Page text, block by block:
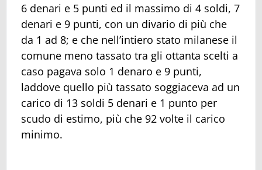
6 denari e 5 punti ed il massimo di 4 soldi, 7
denari e 9 punti, con un divario di più che
da 1 ad 8; e che nell’intiero stato milanese il
comune meno tassato tra gli ottanta scelti a
caso pagava solo 1 denaro e 9 punti,
laddove quello più tassato soggiaceva ad un
carico di 13 soldi 5 denari e 1 punto per
scudo di estimo, più che 92 volte il carico
minimo.